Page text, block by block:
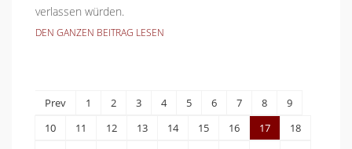
verlassen würden.
DEN GANZEN BEITRAG LESEN
Prev 1 2 3 4 5 6 7 8
9
10
11 12 13 14 15 16 17
18